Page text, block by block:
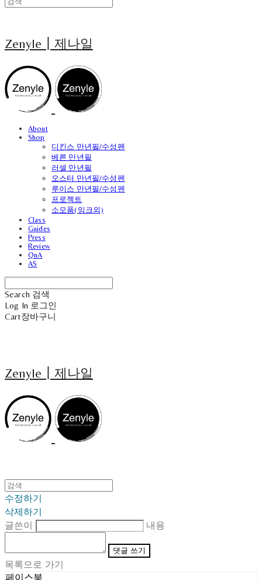
Zenyle┃제나일
About
Shop
디킨스 만년필/수성펜
베른 만년필
러셀 만년필
오스터 만년필/수성펜
루이스 만년필/수성펜
프로젝트
소모품(잉크외)
Class
Guides
Press
Review
QnA
AS
Search 검색
Log In 로그인
Cart장바구니
Zenyle┃제나일
수정하기
삭제하기
글쓴이
내용
댓글 쓰기
목록으로 가기
페이스북